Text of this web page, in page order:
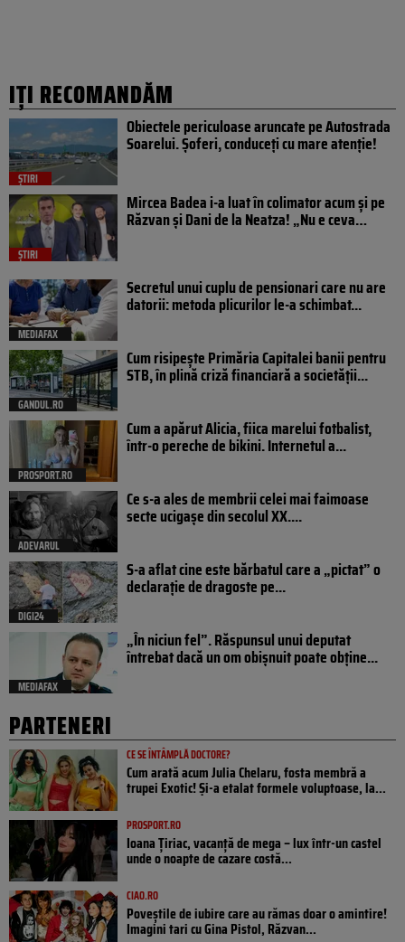
IȚI RECOMANDĂM
ȘTIRI
Obiectele periculoase aruncate pe Autostrada
Soarelui. Șoferi, conduceți cu mare atenție!
ȘTIRI
Mircea Badea i-a luat în colimator acum și pe
Răzvan și Dani de la Neatza! „Nu e ceva…
MEDIAFAX
Secretul unui cuplu de pensionari care nu are
datorii: metoda plicurilor le-a schimbat...
GANDUL.RO
Cum risipește Primăria Capitalei banii pentru
STB, în plină criză financiară a societății...
PROSPORT.RO
Cum a apărut Alicia, fiica marelui fotbalist,
într-o pereche de bikini. Internetul a...
ADEVARUL
Ce s-a ales de membrii celei mai faimoase
secte ucigașe din secolul XX....
DIGI24
S-a aflat cine este bărbatul care a „pictat” o
declarație de dragoste pe...
MEDIAFAX
„În niciun fel”. Răspunsul unui deputat
întrebat dacă un om obișnuit poate obține...
PARTENERI
CE SE ÎNTÂMPLĂ DOCTORE?
Cum arată acum Julia Chelaru, fosta membră a
trupei Exotic! Și-a etalat formele voluptoase, la...
PROSPORT.RO
Ioana Țiriac, vacanță de mega – lux într-un castel
unde o noapte de cazare costă...
CIAO.RO
Poveştile de iubire care au rămas doar o amintire!
Imagini tari cu Gina Pistol, Răzvan...